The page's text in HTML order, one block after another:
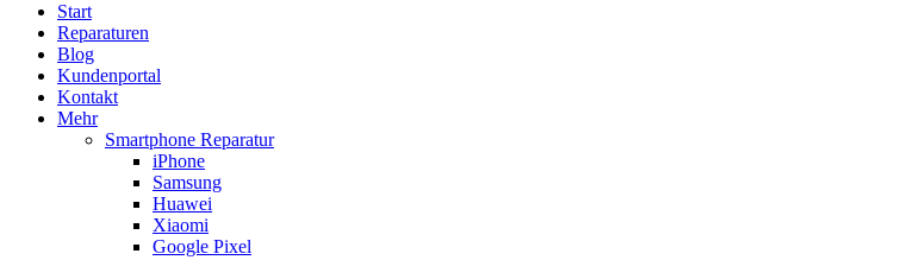
Start
Reparaturen
Blog
Kundenportal
Kontakt
Mehr
Smartphone Reparatur
iPhone
Samsung
Huawei
Xiaomi
Google Pixel